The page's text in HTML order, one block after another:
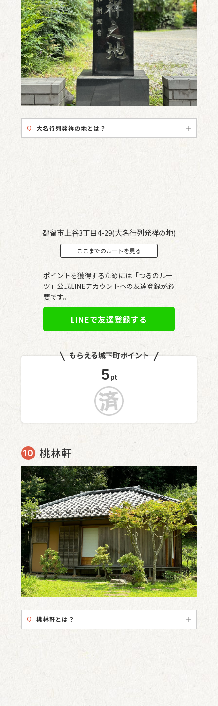
Q. 大名行列発祥の地とは？
都留市上谷3丁目4-29(大名行列発祥の地)
ここまでのルートを見る
ポイントを獲得するためには「つるのルー
ツ」公式LINEアカウントへの友達登録が必
要です。
LINEで友達登録する
もらえる城下町ポイント
5 pt
桃林軒
Q. 桃林軒とは？